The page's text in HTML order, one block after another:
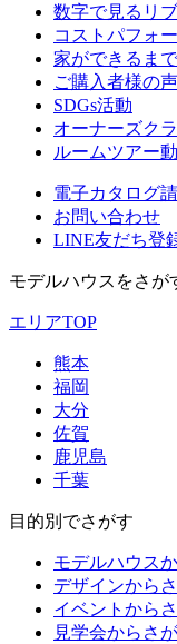
数字で見るリ
コストパフォ
家ができるま
ご購入者様の声
SDGs活動
オーナーズク
ルームツアー
電子カタログ
お問い合わせ
LINE友だち登
モデルハウスをさが
エリアTOP
熊本
福岡
大分
佐賀
鹿児島
千葉
目的別でさがす
モデルハウス
デザインから
イベントから
見学会からさ